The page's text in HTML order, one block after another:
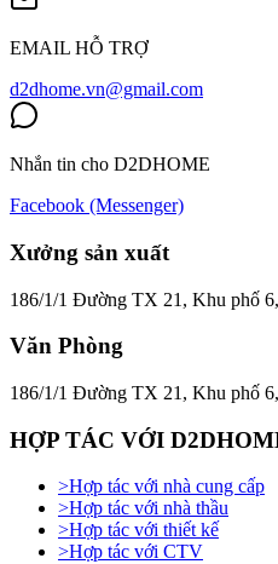
EMAIL HỖ TRỢ
d2dhome.vn@gmail.com
Nhắn tin cho D2DHOME
Facebook (Messenger)
Xưởng sản xuất
186/1/1 Đường TX 21, Khu phố
Văn Phòng
186/1/1 Đường TX 21, Khu phố
HỢP TÁC VỚI
>Hợp tác với nhà cung cấp
>Hợp tác với nhà thầu
>Hợp tác với thiết kế
>Hợp tác với CTV